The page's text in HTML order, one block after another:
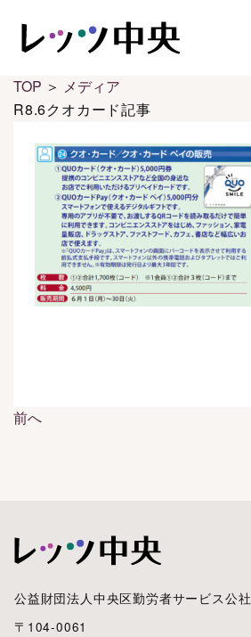
TOP ＞ メディア
R8.6クオカード記事
投
ー
シ
ョ
ン
前へ
公益財団法人中央区勤労者サービス公社
〒104-0061